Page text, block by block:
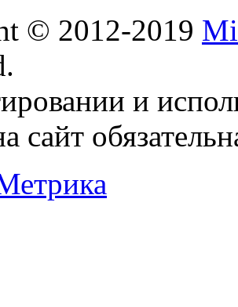
© 2012-2019
и
сайт